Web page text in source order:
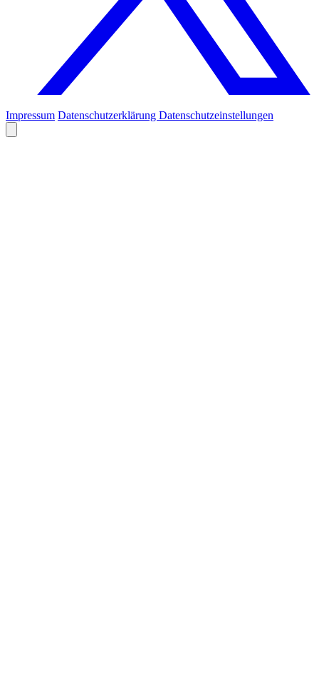
Impressum Datenschutzerklärung Datenschutzeinstellungen